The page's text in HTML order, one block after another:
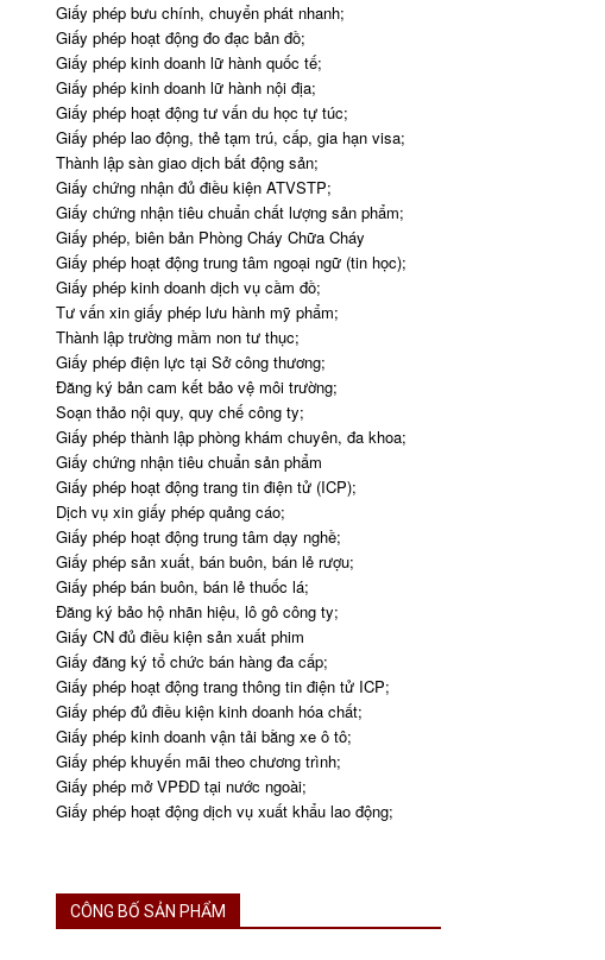
Giấy phép bưu chính, chuyển phát nhanh;
Giấy phép hoạt động đo đạc bản đồ;
Giấy phép kinh doanh lữ hành quốc tế;
Giấy phép kinh doanh lữ hành nội địa;
Giấy phép hoạt động tư vấn du học tự túc;
Giấy phép lao động, thẻ tạm trú, cấp, gia hạn visa;
Thành lập sàn giao dịch bất động sản;
Giấy chứng nhận đủ điều kiện ATVSTP;
Giấy chứng nhận tiêu chuẩn chất lượng sản phẩm;
Giấy phép, biên bản Phòng Cháy Chữa Cháy
Giấy phép hoạt động trung tâm ngoại ngữ (tin học);
Giấy phép kinh doanh dịch vụ cầm đồ;
Tư vấn xin giấy phép lưu hành mỹ phẩm;
Thành lập trường mầm non tư thục;
Giấy phép điện lực tại Sở công thương;
Đăng ký bản cam kết bảo vệ môi trường;
Soạn thảo nội quy, quy chế công ty;
Giấy phép thành lập phòng khám chuyên, đa khoa;
Giấy chứng nhận tiêu chuẩn sản phẩm
Giấy phép hoạt động trang tin điện tử (ICP);
Dịch vụ xin giấy phép quảng cáo;
Giấy phép hoạt động trung tâm dạy nghề;
Giấy phép sản xuất, bán buôn, bán lẻ rượu;
Giấy phép bán buôn, bán lẻ thuốc lá;
Đăng ký bảo hộ nhãn hiệu, lô gô công ty;
Giấy CN đủ điều kiện sản xuất phim
Giấy đăng ký tổ chức bán hàng đa cấp;
Giấy phép hoạt động trang thông tin điện tử ICP;
Giấy phép đủ điều kiện kinh doanh hóa chất;
Giấy phép kinh doanh vận tải bằng xe ô tô;
Giấy phép khuyến mãi theo chương trình;
Giấy phép mở VPĐD tại nước ngoài;
Giấy phép hoạt động dịch vụ xuất khẩu lao động;
CÔNG BỐ SẢN PHẨM